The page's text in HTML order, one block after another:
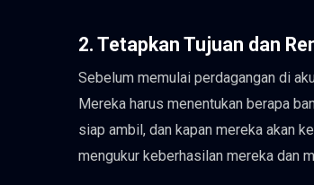
2. Tetapkan Tujuan dan
Sebelum memulai perdagangan di
Mereka harus menentukan berapa
siap ambil, dan kapan mereka akan
mengukur keberhasilan mereka dan